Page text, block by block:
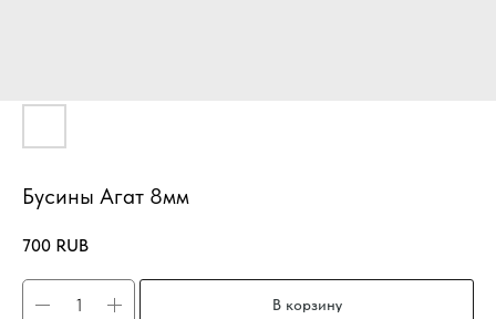
Бусины Агат 8мм
700 RUB
В корзину